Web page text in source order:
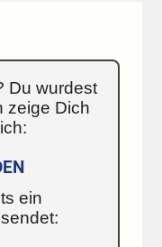
Du wurdest
zeige Dich
ein